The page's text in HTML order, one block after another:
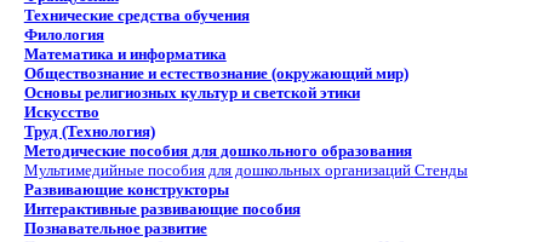
Технические средства обучения
Филология
Математика и информатика
Обществознание и естествознание (окружающий мир)
Основы религиозных культур и светской этики
Искусство
Труд (Технология)
Методические пособия для дошкольного образования
Мультимедийные пособия для дошкольных организаций Стенды
Развивающие конструкторы
Интерактивные развивающие пособия
Познавательное развитие